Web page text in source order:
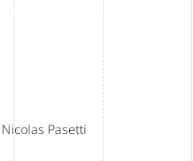
Nicolas Pasetti